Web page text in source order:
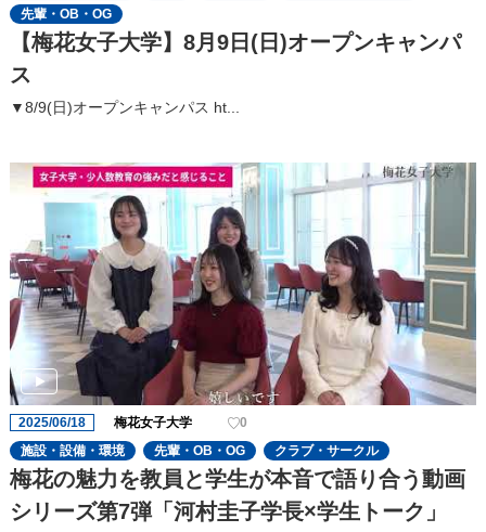
先輩・OB・OG
【梅花女子大学】8月9日(日)オープンキャンパ
ス
▼8/9(日)オープンキャンパス ht...
2025/06/18 梅花女子大学
0
施設・設備・環境
先輩・OB・OG クラブ・サークル
梅花の魅力を教員と学生が本音で語り合う動画
シリーズ第7弾「河村圭子学長×学生トーク」